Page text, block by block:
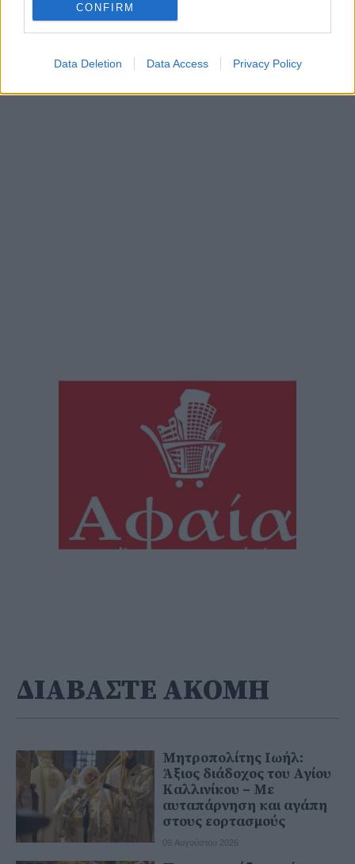
CONFIRM
Data Deletion Data Access Privacy Policy
ΔΙΑΒΑΣΤΕ ΑΚΟΜΗ
Μητροπολίτης Ιωήλ:
Άξιος διάδοχος του Αγίου
Καλλινίκου – Με
αυταπάρνηση και αγάπη
στους εορτασμούς
09 Αυγούστου 2026